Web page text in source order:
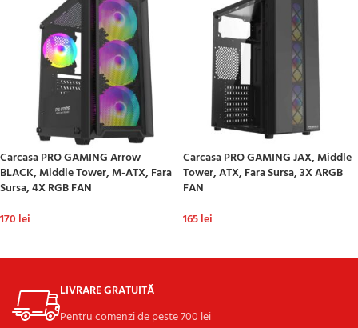
Carcasa PRO GAMING Arrow
BLACK, Middle Tower, M-ATX, Fara
Sursa, 4X RGB FAN
170 lei
Carcasa PRO GAMING JAX, Middle
Tower, ATX, Fara Sursa, 3X ARGB
FAN
165lei
LIVRARE GRATUITĂ
Pentru comenzi de peste 700 lei